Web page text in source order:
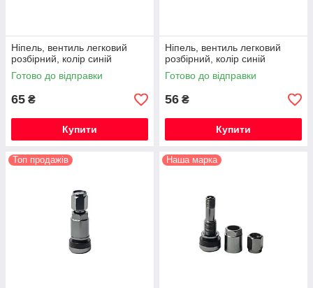
Ніпель, вентиль легковий
розбірний, колір синій
Готово до відправки
65 ₴
Купити
Ніпель, вентиль легковий
розбірний, колір синій
Готово до відправки
56 ₴
Купити
Топ продажів Наша марка